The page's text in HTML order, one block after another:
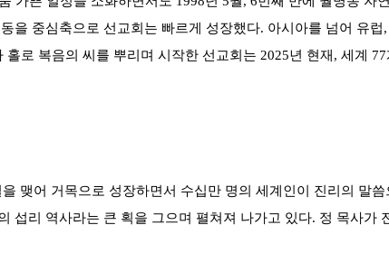
중심축으로 선교회는 빠르게 성장했다. 아시아를 넘어 유
로 복음의 씨를 뿌리며 시작한 선교회는 2025년 현재, 세계
맺어 거목으로 성장하면서 수십만 명의 세계인이 진리의 말
리 역사라는 큰 획을 그으며 펼쳐져 나가고 있다. 정 목사가